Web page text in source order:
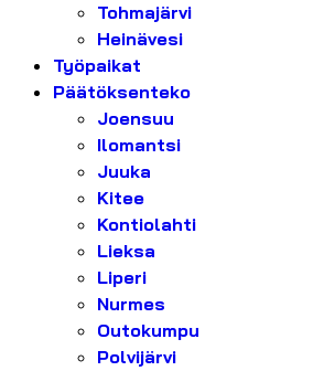
Tohmajärvi
Heinävesi
Työpaikat
Päätöksenteko
Joensuu
Ilomantsi
Juuka
Kitee
Kontiolahti
Lieksa
Liperi
Nurmes
Outokumpu
Polvijärvi